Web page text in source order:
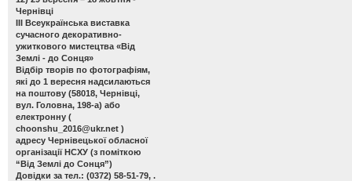
Чернівці
ІІІ Всеукраїнська виставка
сучасного декоративно-
ужиткового мистецтва «Від
Землі - до Сонця»
Відбір творів по фотографіям,
які до 1 вересня надсилаються
на поштову (58018, Чернівці,
вул. Головна, 198-а) або
електронну (
choonshu_2016@ukr.net )
адресу Чернівецької обласної
організації НСХУ (з поміткою
“Від Землі до Сонця”)
Довідки за тел.: (0372) 58-51-79, .